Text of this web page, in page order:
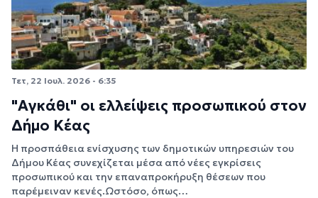
Τετ, 22 Ιουλ. 2026 - 6:35
"Αγκάθι" οι ελλείψεις προσωπικού στον
Δήμο Κέας
Η προσπάθεια ενίσχυσης των δημοτικών υπηρεσιών του
Δήμου Κέας συνεχίζεται μέσα από νέες εγκρίσεις
προσωπικού και την επαναπροκήρυξη θέσεων που
παρέμειναν κενές.Ωστόσο, όπως…